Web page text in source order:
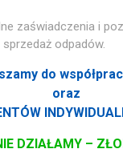
zaświadczenia i
odpadów.
do
oraz
DZIAŁAMY –